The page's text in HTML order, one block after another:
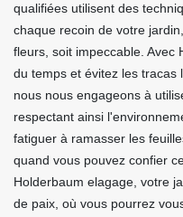
qualifiées utilisent des
chaque recoin de votre
fleurs, soit impeccable. Avec
du temps et évitez les tracas
nous nous engageons à
respectant ainsi
fatiguer à ramasser les
quand vous pouvez confier
Holderbaum elagage, votre
de paix, où vous pourrez